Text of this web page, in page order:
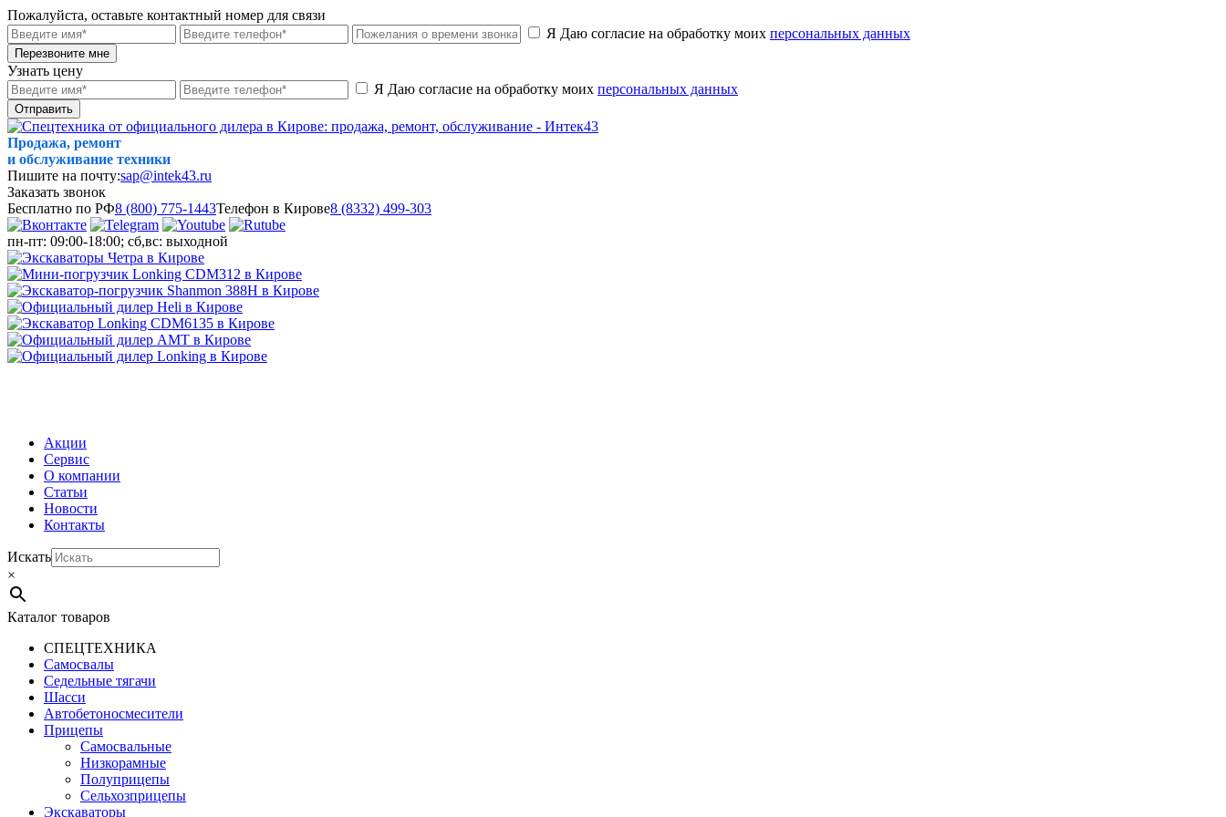
Пожалуйста, оставьте контактный номер для связи
Я Даю согласие на обработку моих персональных данных
Перезвоните мне
Узнать цену
Я Даю согласие на обработку моих персональных данных
Отправить
Продажа, ремонт
и обслуживание техники
Пишите на почту:sap@intek43.ru
Заказать звонок
Бесплатно по РФ8 (800) 775-1443Телефон в Кирове8 (8332) 499-303
пн-пт: 09:00-18:00; сб,вс: выходной
Акции
Сервис
О компании
Статьи
Новости
Контакты
Искать
×
Каталог товаров
СПЕЦТЕХНИКА
Самосвалы
Седельные тягачи
Шасси
Автобетоно­смесители
Прицепы
Самосвальные
Низкорамные
Полуприцепы
Сельхозприцепы
Экскаваторы